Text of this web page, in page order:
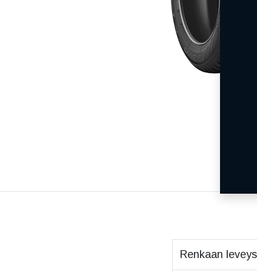
Renkaan leveys